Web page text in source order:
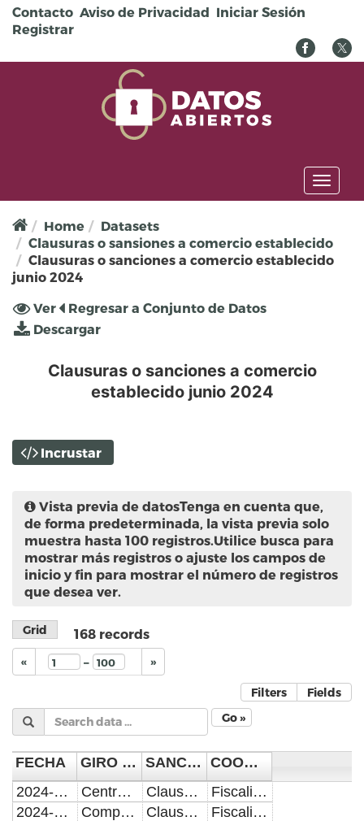
Pasar al contenido principal
Contacto Aviso de Privacidad Iniciar Sesión
Registrar
Toggle
Home
Datasets
Clausuras o sansiones a comercio establecido
Clausuras o sanciones a comercio establecido
junio 2024
Solapas principales
Ver (solapa
activa)
Regresar a Conjunto de Datos
Descargar
Clausuras o sanciones a comercio
establecido junio 2024
Incrustar
Vista previa de datosTenga en cuenta que,
de forma predeterminada, la vista previa solo
muestra hasta 100 registros.Utilice busca para
mostrar más registros o ajuste los campos de
inicio y fin para mostrar el número de registros
que desea ver.
Grid 168 records
« – »
Filters
Fields
Go »
FECHA GIRO DE NEGOCIO SANCIÓN/CLAUSURA
COORDINACIÓN
2024-06-03
Centro de Acopio Clausura
Fiscalización de Comercio Establecido
2024-06-03
Compra Venta de Materiales para la Construcción Clausura
Fiscalización de Comercio Establecido